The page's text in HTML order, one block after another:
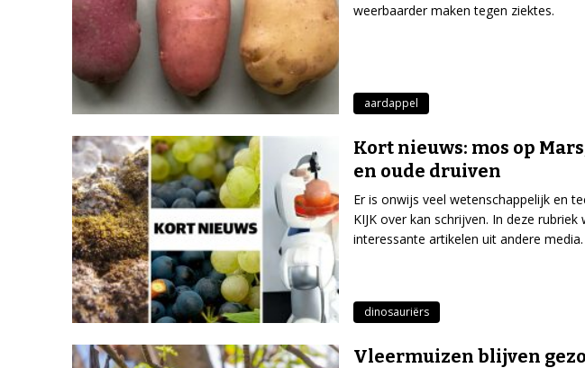
weerbaarder maken tegen ziektes.
aardappel
Kort nieuws: mos op
en oude druiven
Er is onwijs veel wetenschappelijk en
KIJK over kan schrijven. In deze
interessante artikelen uit andere media.
dinosauriërs
Vleermuizen blijven